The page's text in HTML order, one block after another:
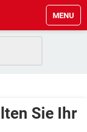
MENU
Sie Ihr